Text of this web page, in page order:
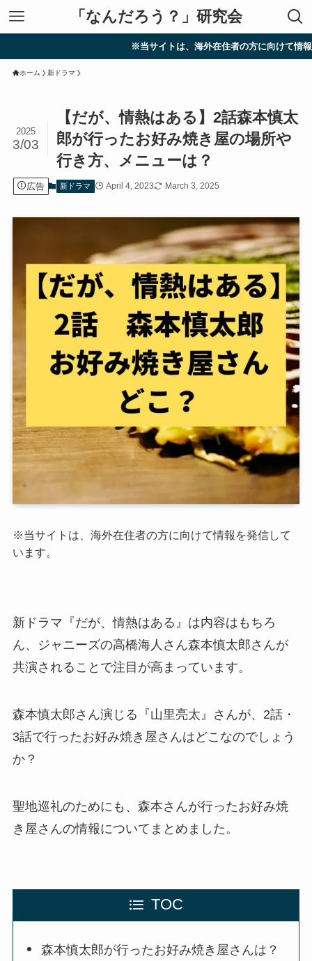
「なんだろう？」研究会
※当サイトは、海外在住者の方に向けて情報を発信し
ホーム 新ドラマ
【だが、情熱はある】2話森本慎太
郎が行ったお好み焼き屋の場所や
行き方、メニューは？
2025
3/03
広告 新ドラマ April 4, 2023 March 3, 2025
※当サイトは、海外在住者の方に向けて情報を発信して
います。
新ドラマ『だが、情熱はある』は内容はもちろ
ん、ジャニーズの高橋海人さん森本慎太郎さんが
共演されることで注目が高まっています。
森本慎太郎さん演じる『山里亮太』さんが、2話・
3話で行ったお好み焼き屋さんはどこなのでしょう
か？
聖地巡礼のためにも、森本さんが行ったお好み焼
き屋さんの情報についてまとめました。
TOC
森本慎太郎が行ったお好み焼き屋さんは？